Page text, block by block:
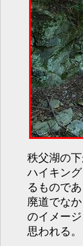
秩父湖の
ハイキン
るものであ
廃道でな
のイメー
思われる。